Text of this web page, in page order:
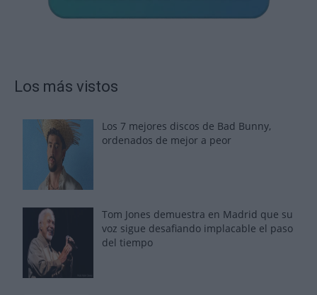
Los más vistos
Los 7 mejores discos de Bad Bunny,
ordenados de mejor a peor
Tom Jones demuestra en Madrid que su
voz sigue desafiando implacable el paso
del tiempo